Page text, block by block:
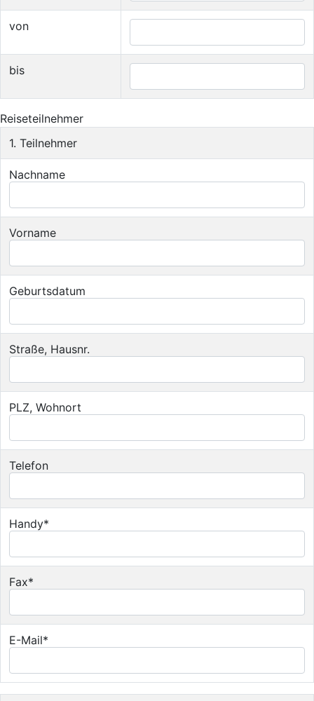
von
bis
Reiseteilnehmer
1. Teilnehmer
Nachname
Vorname
Geburtsdatum
Straße, Hausnr.
PLZ, Wohnort
Telefon
Handy*
Fax*
E-Mail*